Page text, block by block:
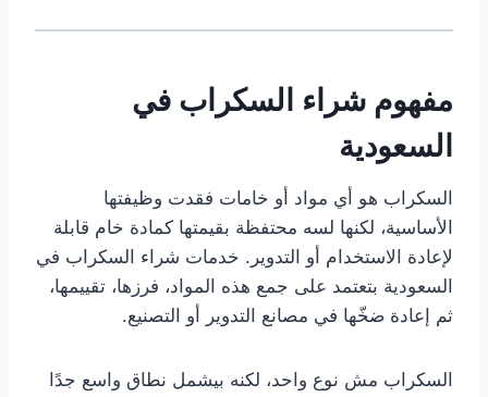
مفهوم شراء السكراب في
السعودية
السكراب هو أي مواد أو خامات فقدت وظيفتها
الأساسية، لكنها لسه محتفظة بقيمتها كمادة خام قابلة
لإعادة الاستخدام أو التدوير. خدمات شراء السكراب في
السعودية بتعتمد على جمع هذه المواد، فرزها، تقييمها،
ثم إعادة ضخّها في مصانع التدوير أو التصنيع.
السكراب مش نوع واحد، لكنه بيشمل نطاق واسع جدًا